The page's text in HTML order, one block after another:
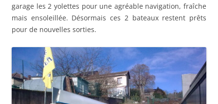
garage les 2 yolettes pour une agréable navigation, fraîche
mais ensoleillée. Désormais ces 2 bateaux restent prêts
pour de nouvelles sorties.